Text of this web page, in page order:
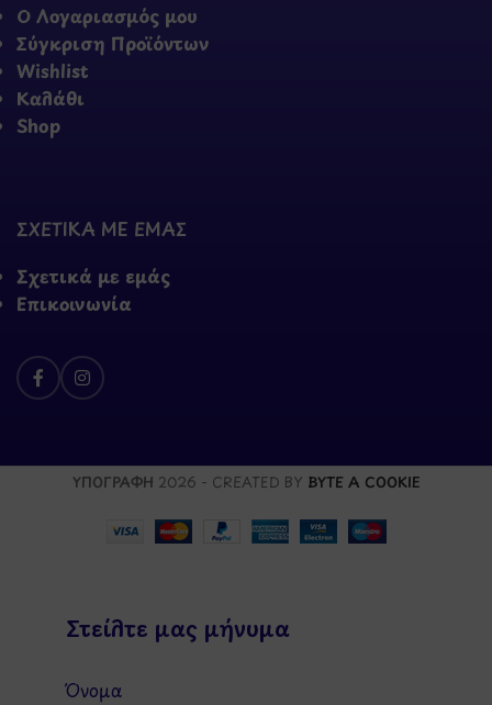
Ο Λογαριασμός μου
Σύγκριση Προϊόντων
Wishlist
Καλάθι
Shop
ΣΧΕΤΙΚΑ ΜΕ ΕΜΑΣ
Σχετικά με εμάς
Επικοινωνία
ΥΠΟΓΡΑΦΗ 2026 - CREATED BY BYTE A COOKIE
Στείλτε μας μήνυμα
Όνομα